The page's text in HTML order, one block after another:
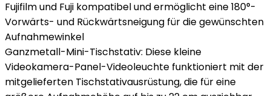
Fujifilm und Fuji kompatibel und ermöglicht eine 180°-
Vorwärts- und Rückwärtsneigung für die gewünschten
Aufnahmewinkel
Ganzmetall-Mini-Tischstativ: Diese kleine
Videokamera-Panel-Videoleuchte funktioniert mit der
mitgelieferten Tischstativausrüstung, die für eine